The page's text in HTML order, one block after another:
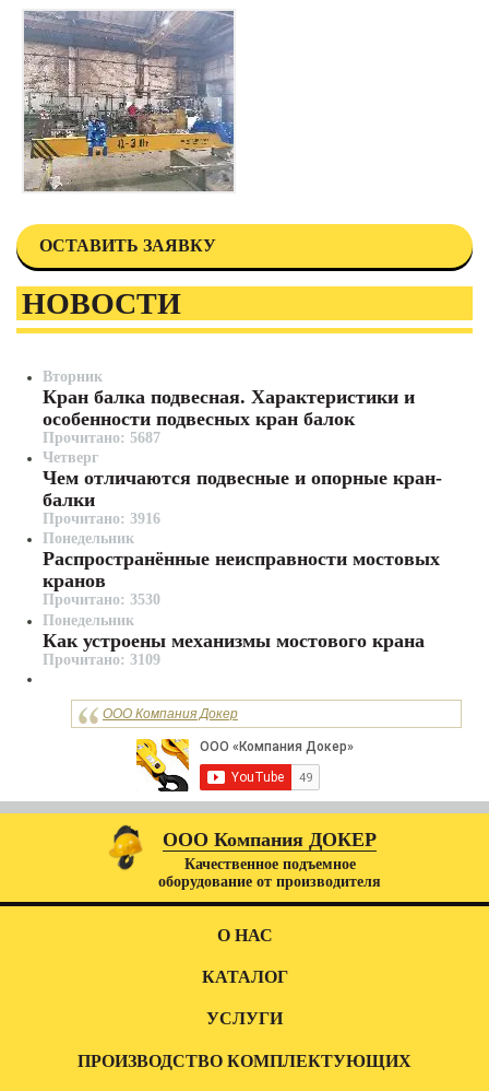
ОСТАВИТЬ ЗАЯВКУ
НОВОСТИ
Вторник
Кран балка подвесная. Характеристики и
особенности подвесных кран балок
Прочитано: 5687
Четверг
Чем отличаются подвесные и опорные кран-
балки
Прочитано: 3916
Понедельник
Распространённые неисправности мостовых
кранов
Прочитано: 3530
Понедельник
Как устроены механизмы мостового крана
Прочитано: 3109
ООО Компания Докер
ООО Компания ДОКЕР
Качественное подъемное
оборудование от производителя
О НАС
КАТАЛОГ
УСЛУГИ
ПРОИЗВОДСТВО КОМПЛЕКТУЮЩИХ